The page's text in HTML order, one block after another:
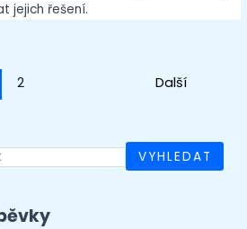
jejich řešení.
2 Next
VYHLEDAT